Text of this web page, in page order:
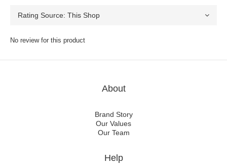
No review for this product
About
Brand Story
Our Values
Our Team
Help